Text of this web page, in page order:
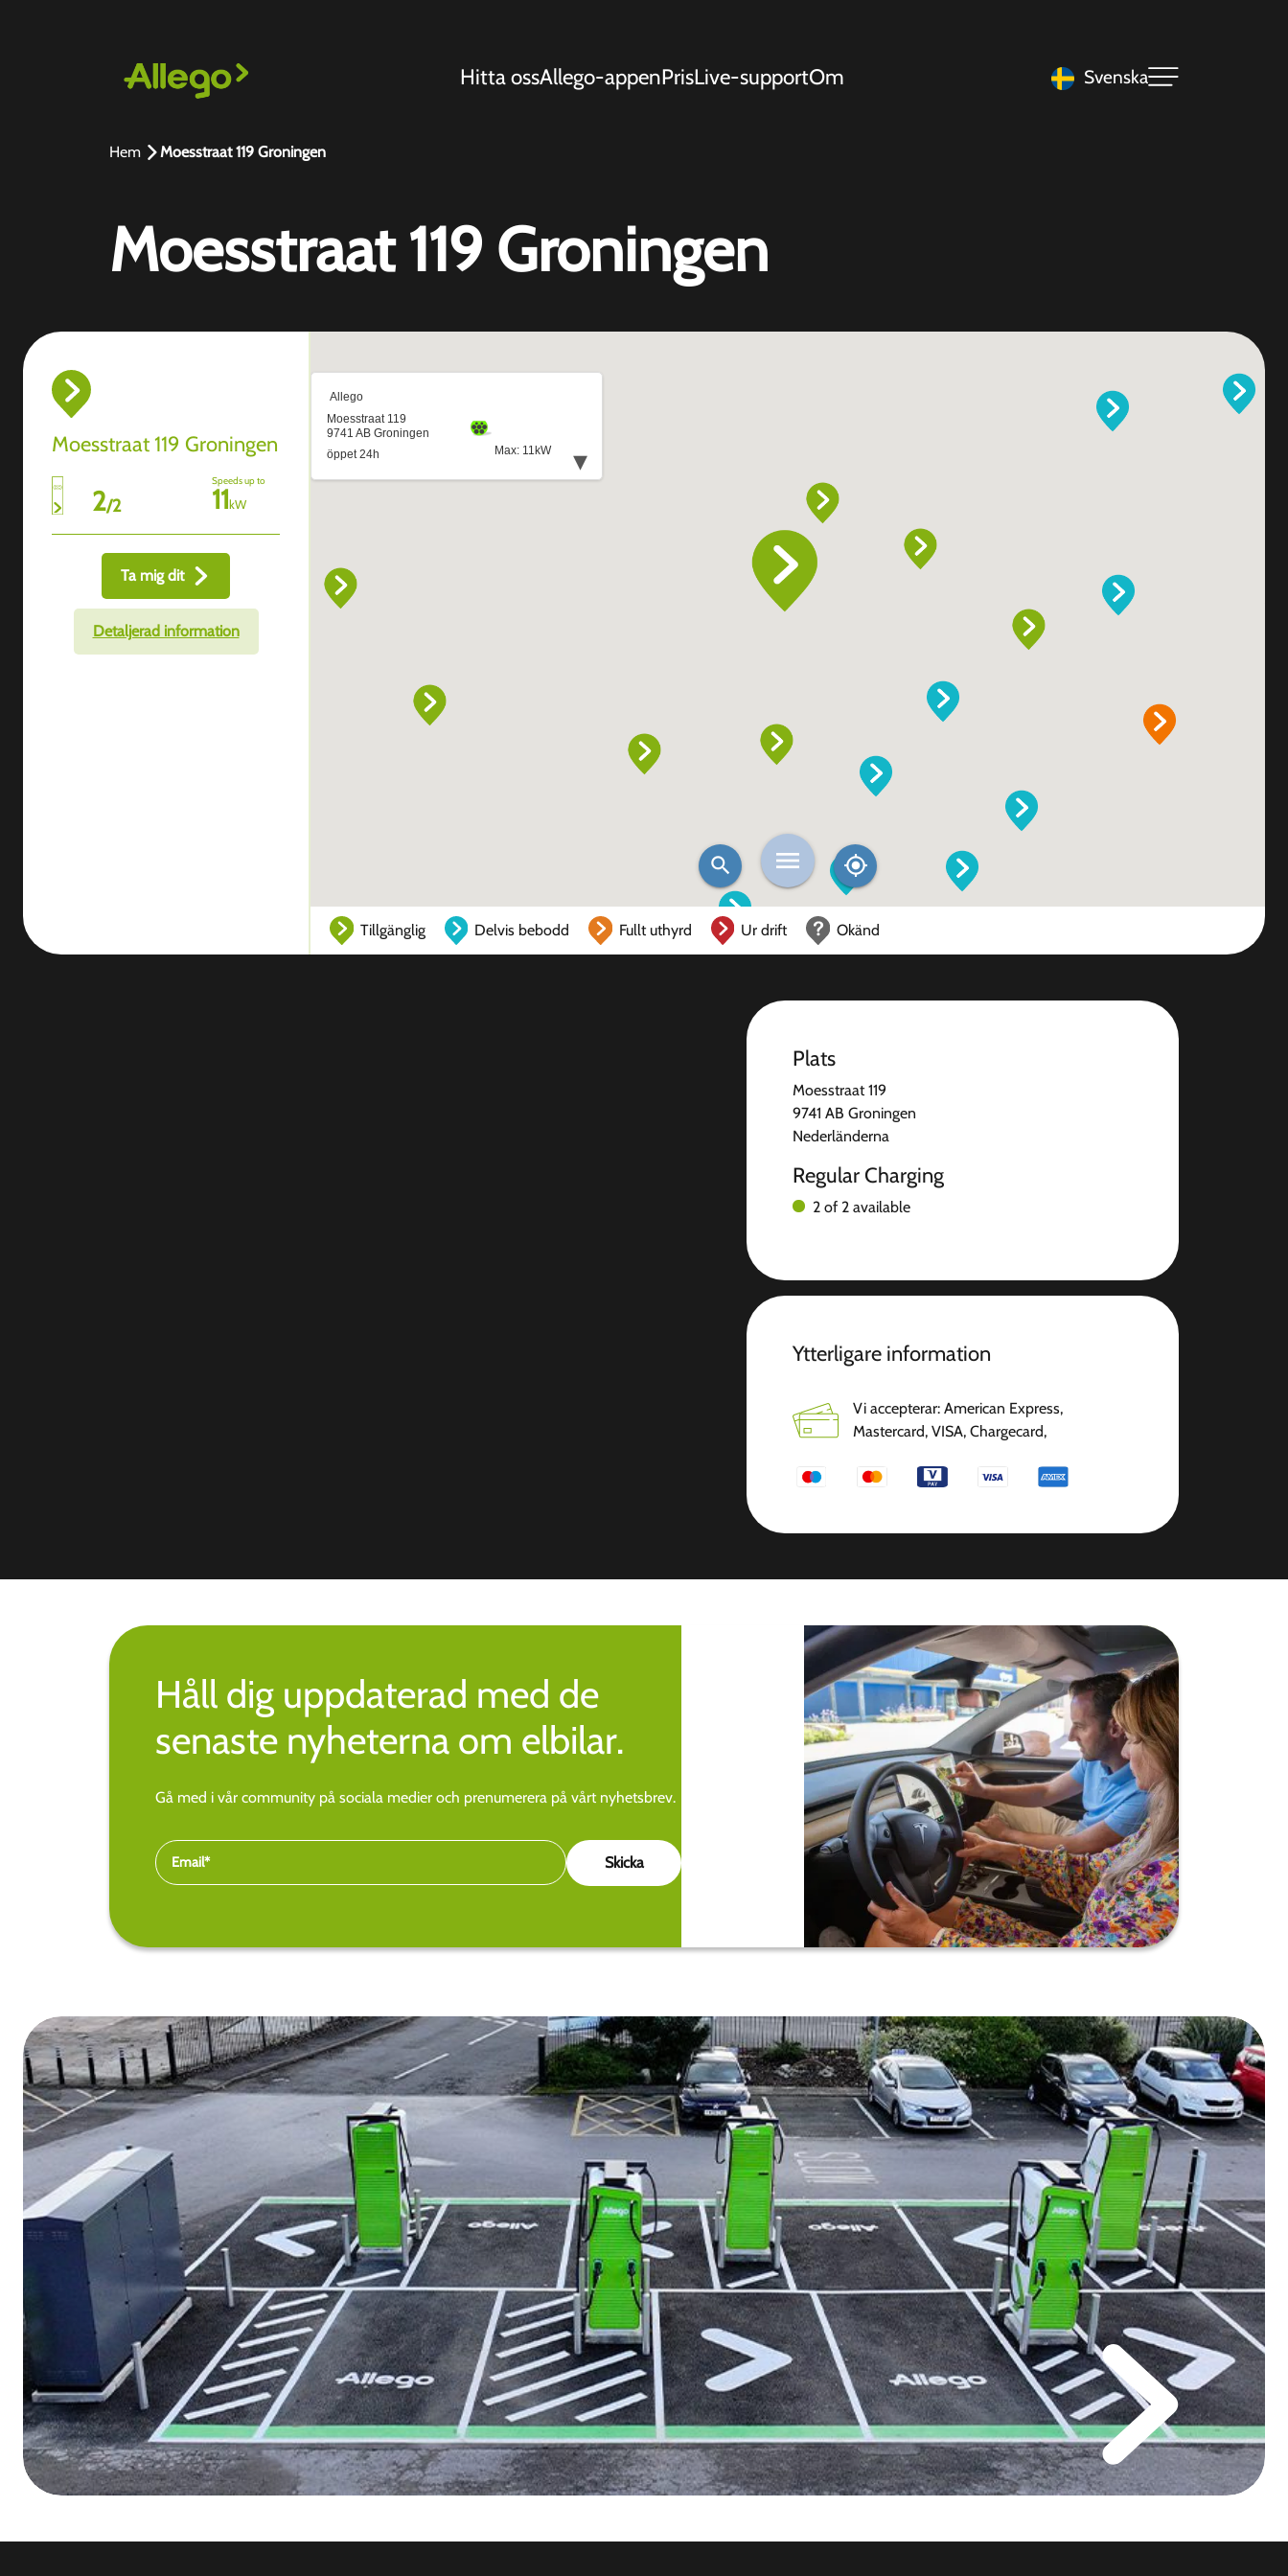
Hitta ossAllego-appenPrisLive-supportOm Svenska
Hem Moesstraat 119 Groningen
Moesstraat 119 Groningen
Moesstraat 119 Groningen
2/2
Speeds up to
11kW
Ta mig dit
Detaljerad information
Tillgänglig Delvis bebodd Fullt uthyrd Ur drift Okänd
Plats
Moesstraat 119
9741 AB Groningen
Nederländerna
Regular Charging
2 of 2 available
Ytterligare information
Vi accepterar: American Express,
Mastercard, VISA, Chargecard,
Håll dig uppdaterad med de
senaste nyheterna om elbilar.
Gå med i vår community på sociala medier och prenumerera på vårt nyhetsbrev.